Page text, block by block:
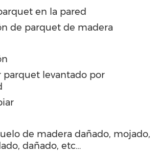
en la pared
de parquet de madera
parquet levantado por
de madera dañado, mojado,
dañado, etc…